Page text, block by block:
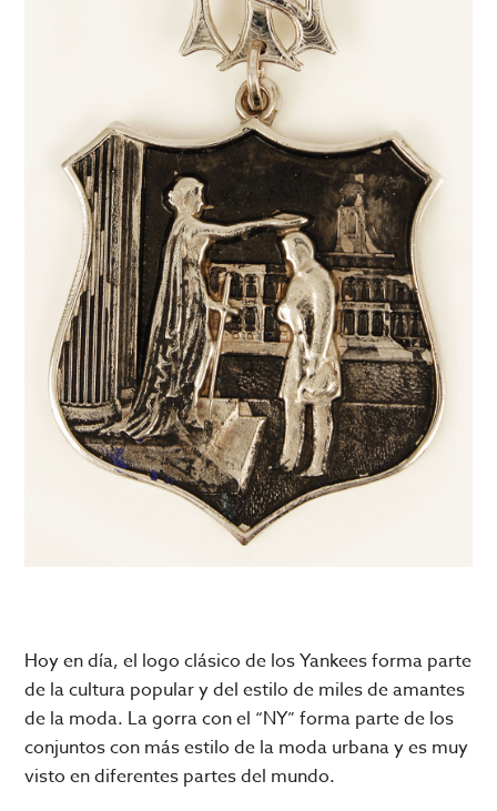
Hoy en día, el logo clásico de los Yankees forma parte
de la cultura popular y del estilo de miles de amantes
de la moda. La gorra con el “NY” forma parte de los
conjuntos con más estilo de la moda urbana y es muy
visto en diferentes partes del mundo.